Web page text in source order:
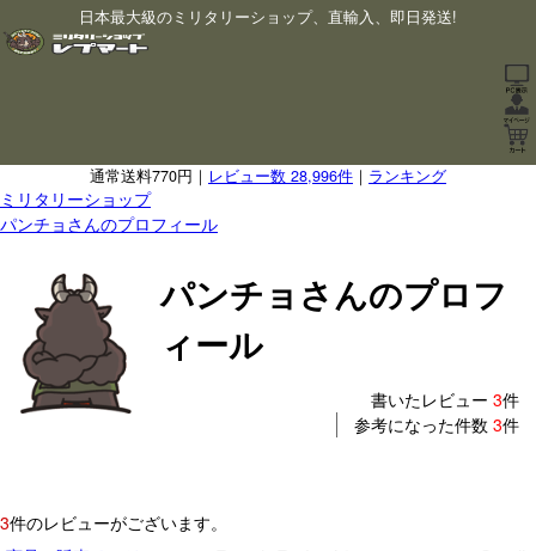
日本最大級のミリタリーショップ、直輸入、即日発送!
通常送料770円｜ レビュー数 28,996件 ｜ ランキング
ミリタリーショップ
パンチョさんのプロフィール
パンチョさんのプロフ
ィール
書いたレビュー 3件
参考になった件数 3件
3件のレビューがございます。